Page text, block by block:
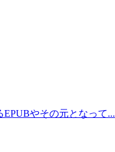
やその元となって...